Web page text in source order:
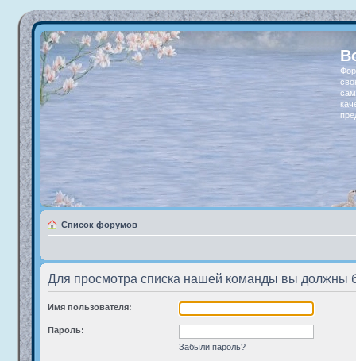
Список форумов
Для просмотра списка нашей команды вы должны
Имя пользователя:
Пароль:
Забыли пароль?